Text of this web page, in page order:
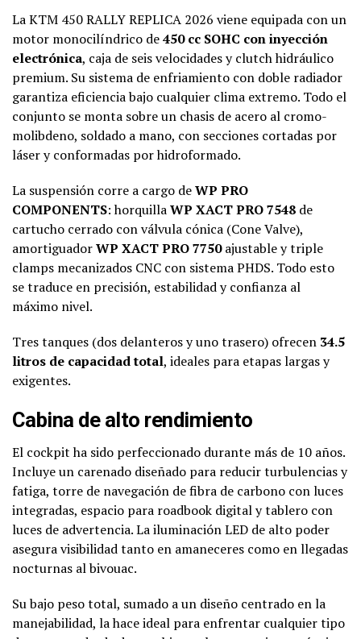
La KTM 450 RALLY REPLICA 2026 viene equipada con un
motor monocilíndrico de450 cc SOHC con inyección
electrónica, caja de seis velocidades y clutch hidráulico
premium. Su sistema de enfriamiento con doble radiador
garantiza eficiencia bajo cualquier clima extremo. Todo el
conjunto se monta sobre un chasis de acero al cromo-
molibdeno, soldado a mano, con secciones cortadas por
láser y conformadas por hidroformado.
La suspensión corre a cargo deWP PRO
COMPONENTS: horquillaWP XACT PRO 7548 de
cartucho cerrado con válvula cónica (Cone Valve),
amortiguadorWP XACT PRO 7750ajustable y triple
clamps mecanizados CNC con sistema PHDS. Todo esto
se traduce en precisión, estabilidad y confianza al
máximo nivel.
Tres tanques (dos delanteros y uno trasero) ofrecen 34.5
litros de capacidad total, ideales para etapas largas y
exigentes.
Cabina de alto rendimiento
El cockpit ha sido perfeccionado durante más de 10 años.
Incluye un carenado diseñado para reducir turbulencias y
fatiga, torre de navegación de fibra de carbono con luces
integradas, espacio para roadbook digital y tablero con
luces de advertencia. La iluminación LED de alto poder
asegura visibilidad tanto en amaneceres como en llegadas
nocturnas al bivouac.
Su bajo peso total, sumado a un diseño centrado en la
manejabilidad, la hace ideal para enfrentar cualquier tipo